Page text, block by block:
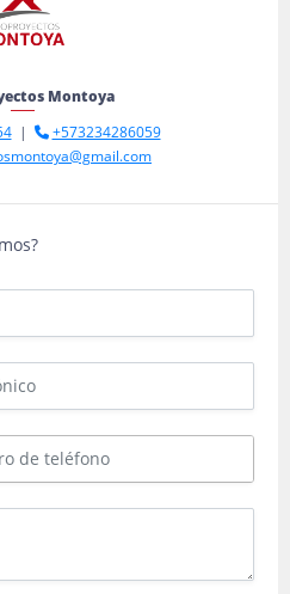
Montoya
|
+573234286059